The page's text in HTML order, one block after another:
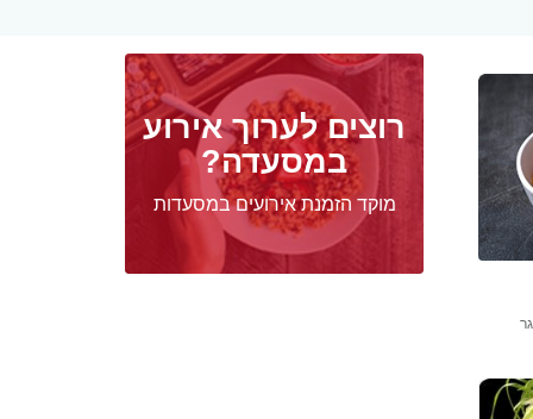
רוצים לערוך אירוע
במסעדה?
מוקד הזמנת אירועים במסעדות